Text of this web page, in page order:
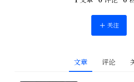
关注
文章 评论